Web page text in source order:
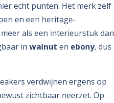
echt punten. Het merk zelf
en een heritage-
als een interieurstuk dan
in walnut en ebony, dus
verdwijnen ergens op
zichtbaar neerzet. Op